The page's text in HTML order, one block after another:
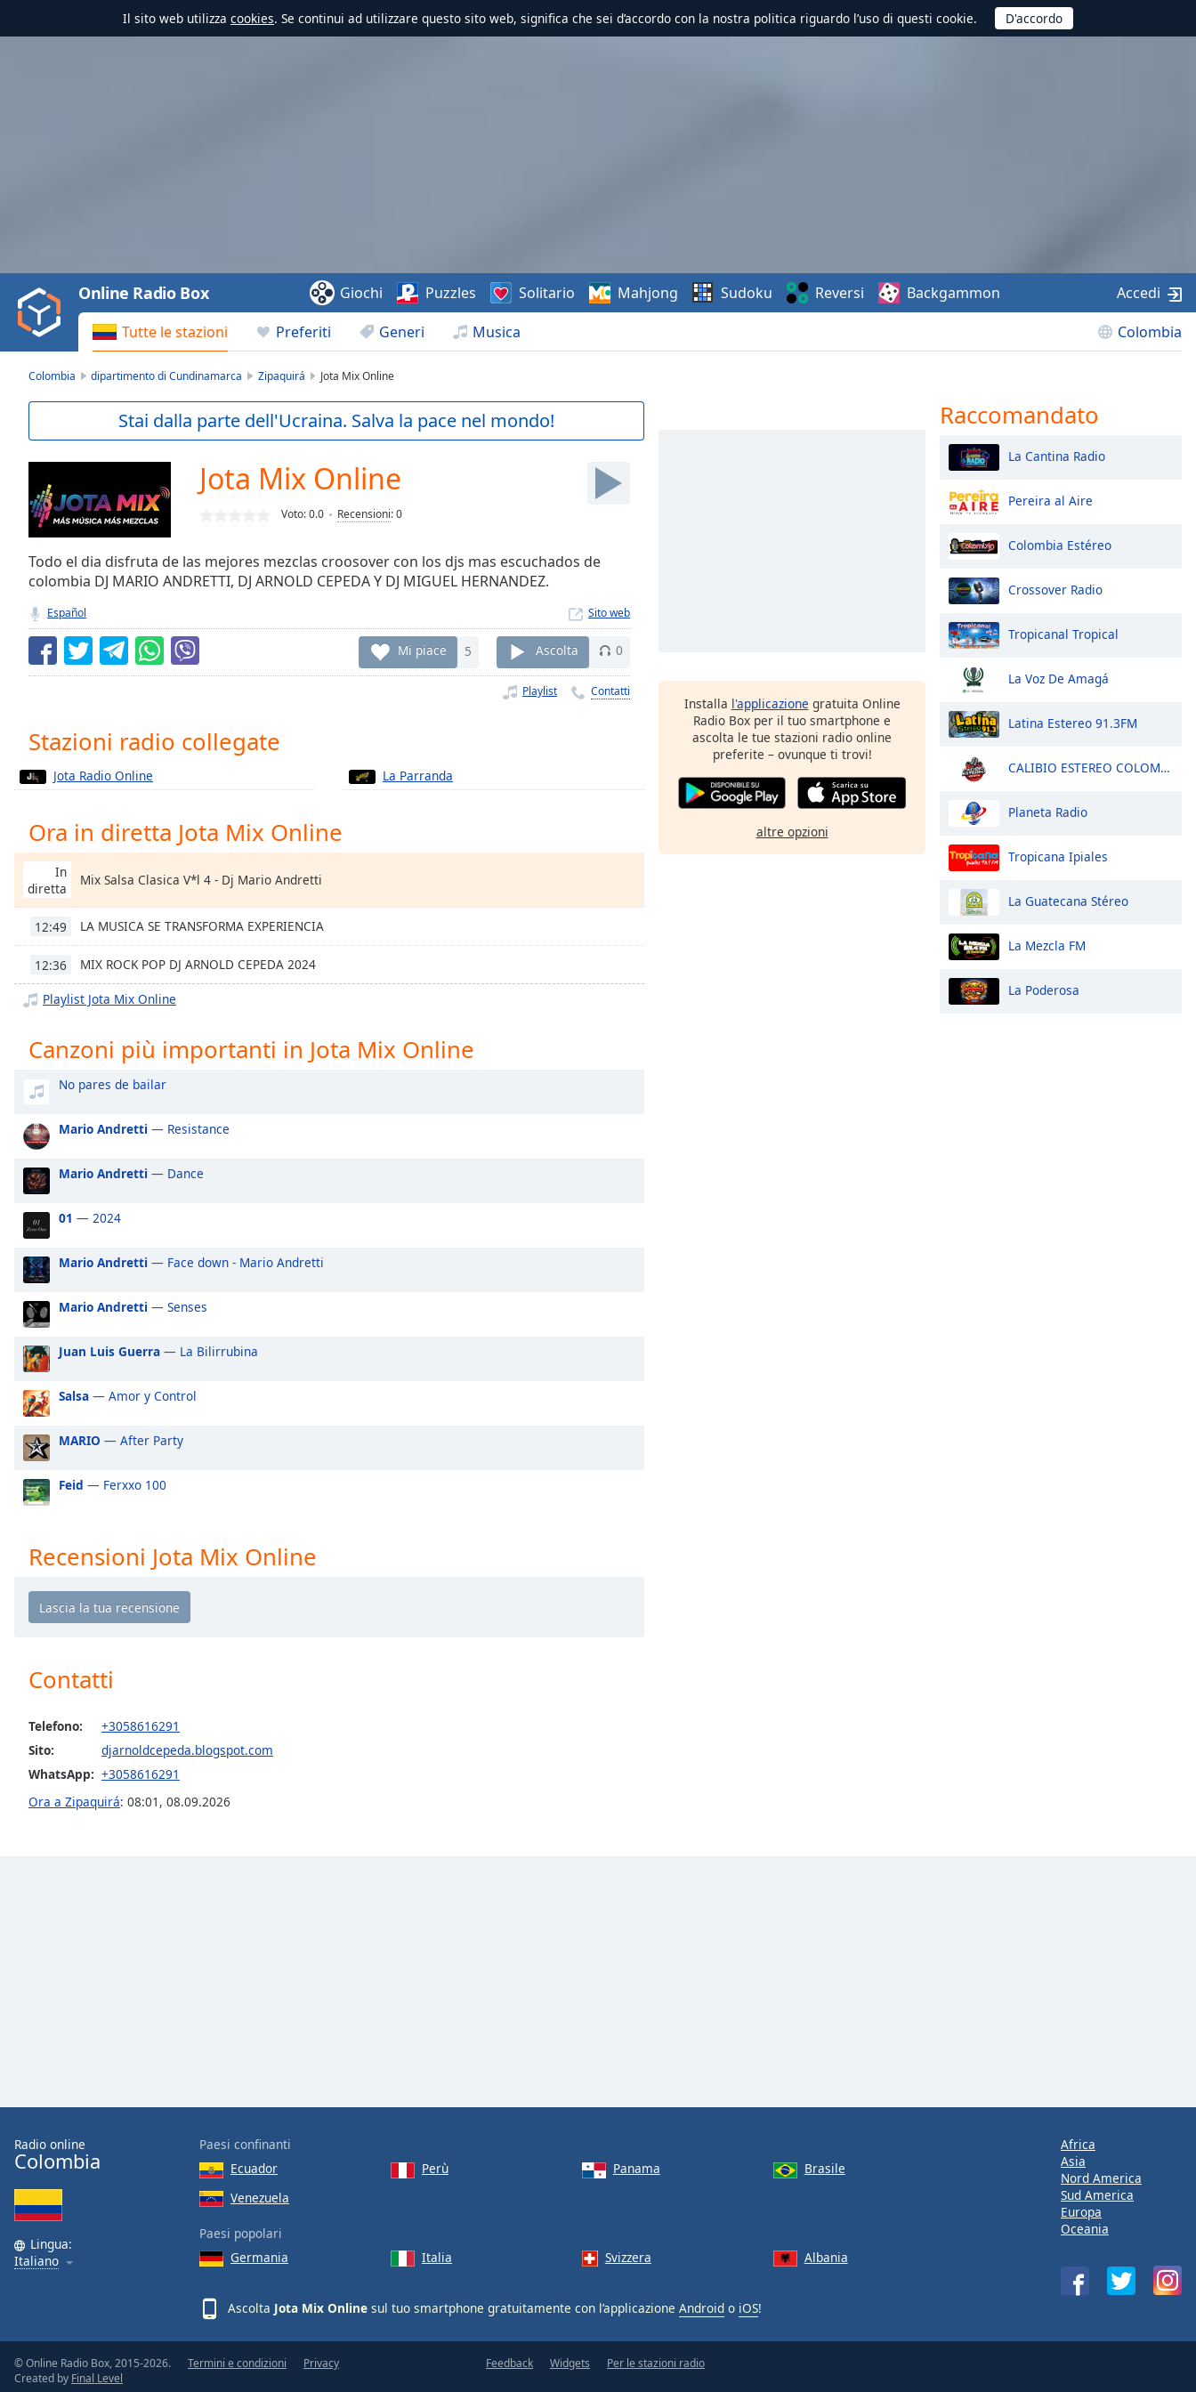
Il sito web utilizza cookies. Se continui ad utilizzare questo sito web, significa che sei d’accordo con la nostra politica riguardo l’uso di questi cookie.
Video
Play
Backward
Skip
Current
Duration-:-
Loaded:
0.00%
Stream
TypeLIVE
Seek to
currently
behind
LIVE
Remaining
Time-
Playback
Rate
Chapters
Descriptions
descriptions
off,
selected
subtitles
opens
settings
subtitles
off
selected
Track
in-
Picture
Fullscreen
This
modal
window.
Beginning
dialog
window.
cancel
close
Color
Opacity
Background
Text
Edge
Style
Font
Done
Close
Tutte le stazioni Preferiti Generi Musica Colombia
Online Radio Box Giochi Puzzles Solitario Mahjong Sudoku Reversi Backgammon Accedi
Colombia dipartimento di Cundinamarca Zipaquirá Jota Mix Online
Stai dalla parte dell'Ucraina. Salva la pace nel mondo!
Jota Mix Online
Voto:0.0 Recensioni:0
Todo el dia disfruta de las mejores mezclas croosover con los djs mas escuchados de
colombia DJ MARIO ANDRETTI, DJ ARNOLD CEPEDA Y DJ MIGUEL HERNANDEZ.
Español Sito web
Mi piace 5 Ascolta 0
Playlist Contatti
Stazioni radio collegate
Jota Radio Online La Parranda
Ora in diretta Jota Mix Online
In
diretta
Mix Salsa Clasica V*l 4 - Dj Mario Andretti
12:49 LA MUSICA SE TRANSFORMA EXPERIENCIA
12:36 MIX ROCK POP DJ ARNOLD CEPEDA 2024
Playlist Jota Mix Online
Canzoni più importanti in Jota Mix Online
No pares de bailar
Mario Andretti — Resistance
Mario Andretti — Dance
01 — 2024
Mario Andretti — Face down - Mario Andretti
Mario Andretti — Senses
Juan Luis Guerra — La Bilirrubina
Salsa — Amor y Control
MARIO — After Party
Feid — Ferxxo 100
Recensioni Jota Mix Online
Contatti
Telefono:
+3058616291
Sito:
djarnoldcepeda.blogspot.com
WhatsApp: +3058616291
Ora a Zipaquirá: 08:01 , 08.09.2026
Installa l'applicazione gratuita Online
Radio Box per il tuo smartphone e
ascolta le tue stazioni radio online
preferite – ovunque ti trovi!
altre opzioni
Raccomandato
La Cantina Radio
Pereira al Aire
Colombia Estéreo
Crossover Radio
Tropicanal Tropical
La Voz De Amagá
Latina Estereo 91.3FM
CALIBIO ESTEREO COLOMBIA
Planeta Radio
Tropicana Ipiales
La Guatecana Stéreo
La Mezcla FM
La Poderosa
Radio online
Colombia
Lingua:
Italiano
Paesi confinanti
Ecuador
Perù Panama
Brasile
Venezuela
Paesi popolari
Germania
Italia Svizzera Albania
Ascolta Jota Mix Online sul tuo smartphone gratuitamente con l’applicazione Android o iOS!
Africa
Asia
Nord America
Sud America
Europa
Oceania
© Online Radio Box, 2015-2026.
Created by Final Level
Termini e condizioni Privacy Feedback Widgets Per le stazioni radio